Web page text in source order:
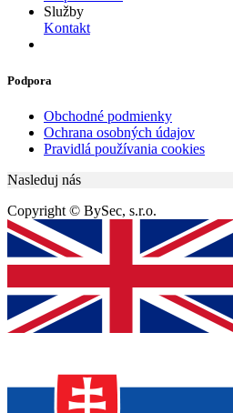
Služby
Kontakt
Podpora
Obchodné podmienky
Ochrana osobných údajov
Pravidlá používania cookies
Nasleduj nás
Copyright © BySec, s.r.o.